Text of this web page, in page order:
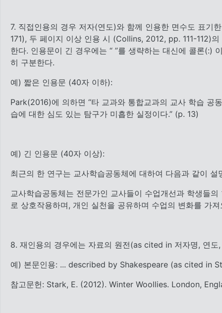
7. 직접인용의 경우 저자(연도)와 함께 인용한 면수도 표기
171), 두 페이지 이상 인용 시 (Collins, 2012, pp. 111-112)
한다. 인용문이 긴 경우에는 “ ”를 생략하는 대신에 콜론(:)
히 구분한다.
예) 짧은 인용문 (40자 이하):
Park(2016)에 의하면 “타 교과와 통합교과의 교사 학습 공
습에 대한 심도 있는 탐구가 미흡한 실정이다.” (p. 13)
예) 긴 인용문 (40자 이상):
최근의 한 연구는 교사학습공동체에 대하여 다음과 같이 설
교사학습공동체는 전문가인 교사들이 수업개선과 학생들
로 상호작용하며, 개인 실천을 공유하며 수업의 변화를 가
8. 재인용의 경우에는 자료의 원전(as cited in 저자명, 연
예) 본문인용: ... described by Shakespeare (as cited in
참고문헌: Stark, E. (2012). Winter Woollies. London,